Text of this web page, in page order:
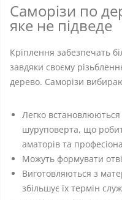
Саморізи по
яке не підведе
Кріплення забезпечать
завдяки своєму
дерево. Саморізи
Легко
шуруповерта, що
аматорів та
Можуть формувати
Виготовляються з
збільшує їх термін